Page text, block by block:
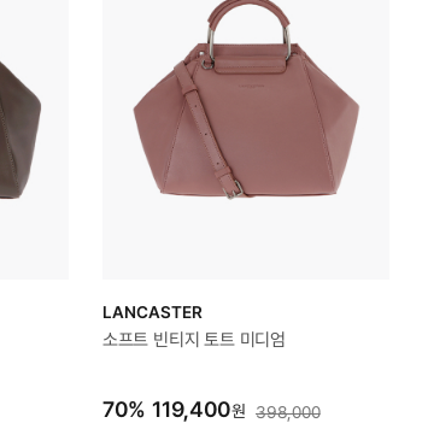
LANCASTER
소프트 빈티지 토트 미디엄
70% 119,400원 398,000